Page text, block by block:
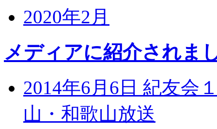
2020年2月
メディアに紹介されま
2014年6月6日 紀友
山・和歌山放送